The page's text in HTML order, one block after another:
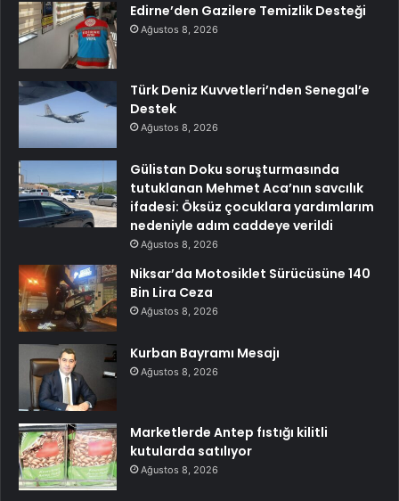
Edirne’den Gazilere Temizlik Desteği
Ağustos 8, 2026
Türk Deniz Kuvvetleri’nden Senegal’e
Destek
Ağustos 8, 2026
Gülistan Doku soruşturmasında
tutuklanan Mehmet Aca’nın savcılık
ifadesi: Öksüz çocuklara yardımlarım
nedeniyle adım caddeye verildi
Ağustos 8, 2026
Niksar’da Motosiklet Sürücüsüne 140
Bin Lira Ceza
Ağustos 8, 2026
Kurban Bayramı Mesajı
Ağustos 8, 2026
Marketlerde Antep fıstığı kilitli
kutularda satılıyor
Ağustos 8, 2026